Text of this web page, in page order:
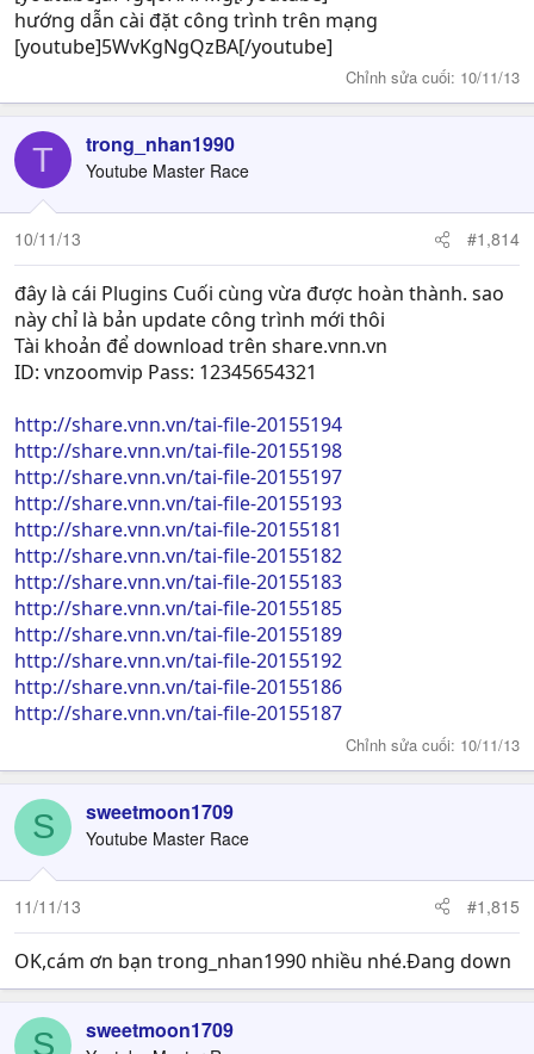
hướng dẫn cài đặt công trình trên mạng
[youtube]5WvKgNgQzBA[/youtube]
Chỉnh sửa cuối: 10/11/13
T trong_nhan1990
Youtube Master Race
10/11/13 #1,814
đây là cái Plugins Cuối cùng vừa được hoàn thành. sao
này chỉ là bản update công trình mới thôi
Tài khoản để download trên share.vnn.vn
ID: vnzoomvip Pass: 12345654321
http://share.vnn.vn/tai-file-20155194
http://share.vnn.vn/tai-file-20155198
http://share.vnn.vn/tai-file-20155197
http://share.vnn.vn/tai-file-20155193
http://share.vnn.vn/tai-file-20155181
http://share.vnn.vn/tai-file-20155182
http://share.vnn.vn/tai-file-20155183
http://share.vnn.vn/tai-file-20155185
http://share.vnn.vn/tai-file-20155189
http://share.vnn.vn/tai-file-20155192
http://share.vnn.vn/tai-file-20155186
http://share.vnn.vn/tai-file-20155187
Chỉnh sửa cuối: 10/11/13
S sweetmoon1709
Youtube Master Race
11/11/13 #1,815
OK,cám ơn bạn trong_nhan1990 nhiều nhé.Đang down
S sweetmoon1709